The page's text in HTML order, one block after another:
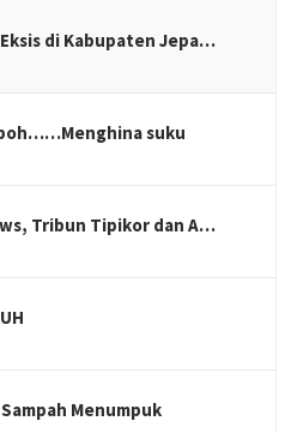
di Kabupaten Jepa…
suku
Tribun Tipikor dan A…
Menumpuk